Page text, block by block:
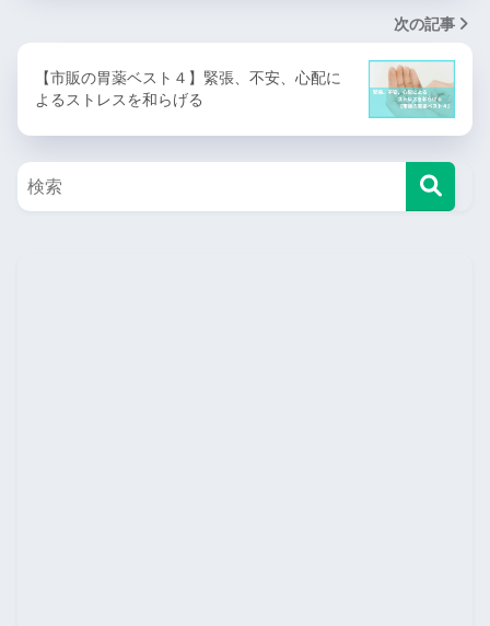
次の記事
【市販の胃薬ベスト４】緊張、不安、心配に
よるストレスを和らげる